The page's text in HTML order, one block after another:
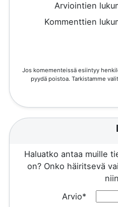
Arviointien
Kommenttien
Jos komementeissä esiintyy
pyydä poistoa. Tarkistamme
Haluatko antaa muille
on? Onko häiritsevä
Arvio*